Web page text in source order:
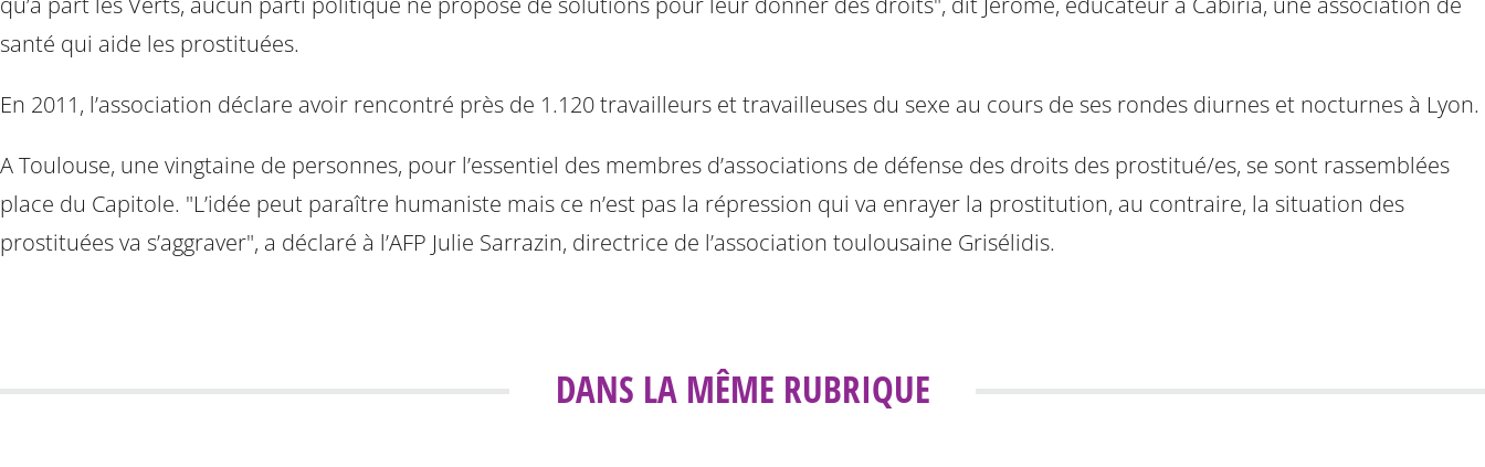
santé qui aide les prostituées.
En 2011, l’association déclare avoir rencontré près de 1.120 travailleurs et travailleuses du sexe au cours de ses rondes diurnes et nocturnes à Lyon.
A Toulouse, une vingtaine de personnes, pour l’essentiel des membres d’associations de défense des droits des prostitué/es, se sont rassemblées
place du Capitole. "L’idée peut paraître humaniste mais ce n’est pas la répression qui va enrayer la prostitution, au contraire, la situation des
prostituées va s’aggraver", a déclaré à l’AFP Julie Sarrazin, directrice de l’association toulousaine Grisélidis.
DANS LA MÊME RUBRIQUE